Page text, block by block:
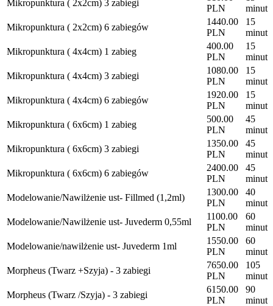
Mikropunktura ( 2x2cm) 3 zabiegi
PLN
minut
Mikropunktura ( 2x2cm) 6 zabiegów
1440.00
PLN
15
minut
Mikropunktura ( 4x4cm) 1 zabieg
400.00
PLN
15
minut
Mikropunktura ( 4x4cm) 3 zabiegi
1080.00
PLN
15
minut
Mikropunktura ( 4x4cm) 6 zabiegów
1920.00
PLN
15
minut
Mikropunktura ( 6x6cm) 1 zabieg
500.00
PLN
45
minut
Mikropunktura ( 6x6cm) 3 zabiegi
1350.00
PLN
45
minut
Mikropunktura ( 6x6cm) 6 zabiegów
2400.00
PLN
45
minut
Modelowanie/Nawilżenie ust- Fillmed (1,2ml)
1300.00
PLN
40
minut
Modelowanie/Nawilżenie ust- Juvederm 0,55ml
1100.00
PLN
60
minut
Modelowanie/nawilżenie ust- Juvederm 1ml
1550.00
PLN
60
minut
Morpheus (Twarz +Szyja) - 3 zabiegi
7650.00
PLN
105
minut
Morpheus (Twarz /Szyja) - 3 zabiegi
6150.00
PLN
90
minut